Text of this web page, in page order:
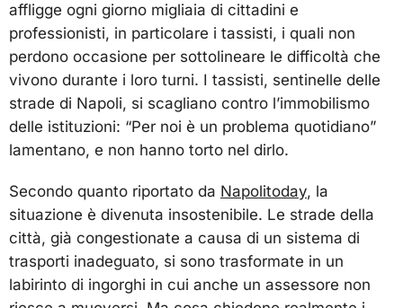
affligge ogni giorno migliaia di cittadini e
professionisti, in particolare i tassisti, i quali non
perdono occasione per sottolineare le difficoltà che
vivono durante i loro turni. I tassisti, sentinelle delle
strade di Napoli, si scagliano contro l’immobilismo
delle istituzioni: “Per noi è un problema quotidiano”
lamentano, e non hanno torto nel dirlo.
Secondo quanto riportato da Napolitoday, la
situazione è divenuta insostenibile. Le strade della
città, già congestionate a causa di un sistema di
trasporti inadeguato, si sono trasformate in un
labirinto di ingorghi in cui anche un assessore non